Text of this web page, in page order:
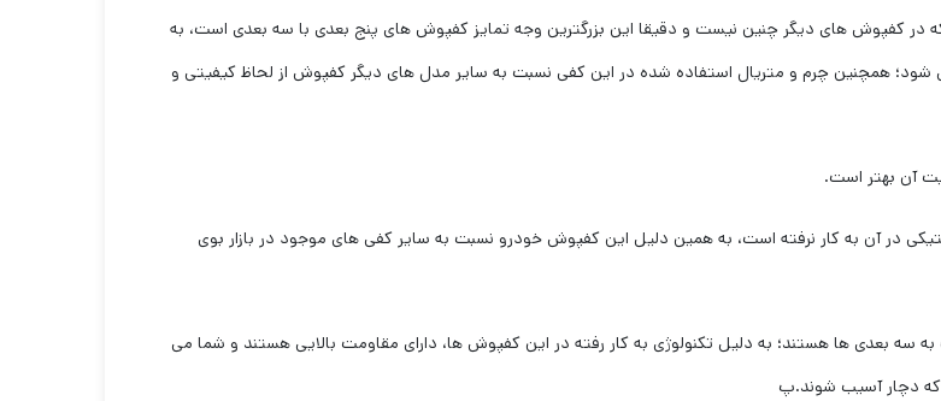
کفپوش های دیگر چنین نیست و دقیقا این بزرگترین وجه تمایز کفپوش های پنج بعدی با سه بعدی است، به
همچنین چرم و متریال استفاده شده در این کفی نسبت به سایر مدل های دیگر کفپوش از لحاظ کیفیتی و
آن بهتر است.
در آن به کار نرفته است، به همین دلیل این کفپوش خودرو نسبت به سایر کفی های موجود در بازار بوی
سه بعدی ها هستند؛ به دلیل تکنولوژی به کار رفته در این کفپوش ها، دارای مقاومت بالایی هستند و شما می
که دچار آسیب شوند.پ